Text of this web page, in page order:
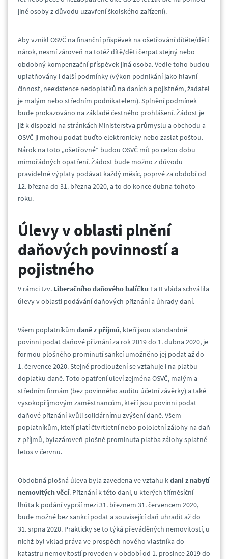
jiné osoby z důvodu uzavření školského zařízení).
Aby vznikl OSVČ na finanční příspěvek na ošetřování dítěte/dětí
nárok, nesmí zároveň na totéž dítě/děti čerpat stejný nebo
obdobný kompenzační příspěvek jiná osoba. Vedle toho budou
uplatňovány i další podmínky (výkon podnikání jako hlavní
činnost, neexistence nedoplatků na daních a pojistném, žadatel
je malým nebo středním podnikatelem). Splnění podmínek
bude prokazováno na základě čestného prohlášení. Žádost je
již k dispozici na stránkách Ministerstva průmyslu a obchodu a
OSVČ ji mohou podat buďto elektronicky nebo zaslat poštou.
Nárok na toto „ošetřovné“ budou OSVČ mít po celou dobu
mimořádných opatření. Žádost bude možno z důvodu
pravidelné výplaty podávat každý měsíc, poprvé za období od
12. března do 31. března 2020, a to do konce dubna tohoto
roku.
Úlevy v oblasti plnění
daňových povinností a
pojistného
V rámci tzv. Liberačního daňového balíčku I a II vláda schválila
úlevy v oblasti podávání daňových přiznání a úhrady daní.
Všem poplatníkům daně z příjmů, kteří jsou standardně
povinni podat daňové přiznání za rok 2019 do 1. dubna 2020, je
formou plošného prominutí sankcí umožněno jej podat až do
1. července 2020. Stejné prodloužení se vztahuje i na platbu
doplatku daně. Toto opatření uleví zejména OSVČ, malým a
středním firmám (bez povinného auditu účetní závěrky) a také
vysokopříjmovým zaměstnancům, kteří jsou povinni podat
daňové přiznání kvůli solidárnímu zvýšení daně. Všem
poplatníkům, kteří platí čtvrtletní nebo pololetní zálohy na daň
z příjmů, bylazároveň plošně prominuta platba zálohy splatné
letos v červnu.
Obdobná plošná úleva byla zavedena ve vztahu kdani z nabytí
nemovitých věcí. Přiznání k této dani, u kterých tříměsíční
lhůta k podání vyprší mezi 31. březnem 31. červencem 2020,
bude možné bez sankcí podat a související daň uhradit až do
31. srpna 2020. Prakticky se to týká převáděných nemovitostí, u
nichž byl vklad práva ve prospěch nového vlastníka do
katastru nemovitostí proveden v období od 1. prosince 2019 do